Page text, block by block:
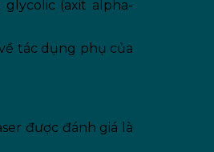
(axit alpha-
tác dụng phụ của
được đánh giá là